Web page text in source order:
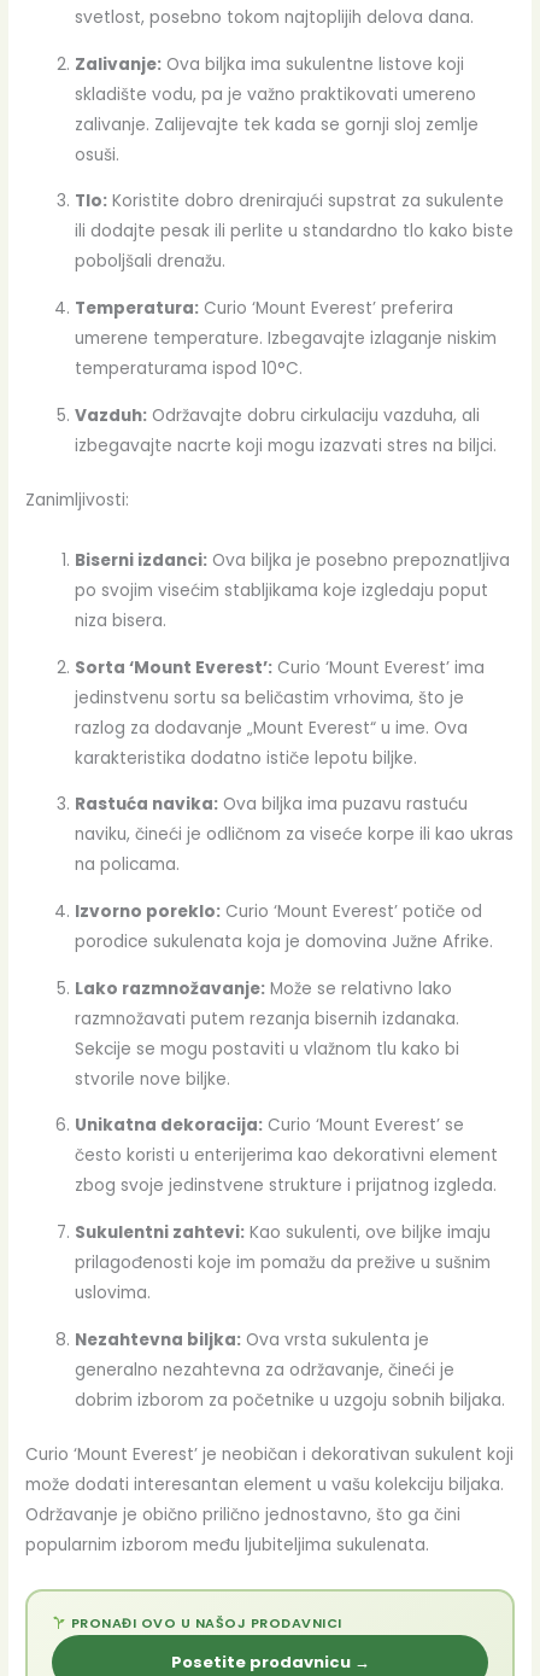
svetlost, posebno tokom najtoplijih delova dana.
Zalivanje: Ova biljka ima sukulentne listove koji
skladište vodu, pa je važno praktikovati umereno
zalivanje. Zalijevajte tek kada se gornji sloj zemlje
osuši.
Tlo: Koristite dobro drenirajući supstrat za sukulente
ili dodajte pesak ili perlite u standardno tlo kako biste
poboljšali drenažu.
Temperatura: Curio ‘Mount Everest’ preferira
umerene temperature. Izbegavajte izlaganje niskim
temperaturama ispod 10°C.
Vazduh: Održavajte dobru cirkulaciju vazduha, ali
izbegavajte nacrte koji mogu izazvati stres na biljci.
Zanimljivosti:
Biserni izdanci: Ova biljka je posebno prepoznatljiva
po svojim visećim stabljikama koje izgledaju poput
niza bisera.
Sorta ‘Mount Everest’: Curio ‘Mount Everest’ ima
jedinstvenu sortu sa beličastim vrhovima, što je
razlog za dodavanje „Mount Everest“ u ime. Ova
karakteristika dodatno ističe lepotu biljke.
Rastuća navika: Ova biljka ima puzavu rastuću
naviku, čineći je odličnom za viseće korpe ili kao ukras
na policama.
Izvorno poreklo: Curio ‘Mount Everest’ potiče od
porodice sukulenata koja je domovina Južne Afrike.
Lako razmnožavanje: Može se relativno lako
razmnožavati putem rezanja bisernih izdanaka.
Sekcije se mogu postaviti u vlažnom tlu kako bi
stvorile nove biljke.
Unikatna dekoracija: Curio ‘Mount Everest’ se
često koristi u enterijerima kao dekorativni element
zbog svoje jedinstvene strukture i prijatnog izgleda.
Sukulentni zahtevi: Kao sukulenti, ove biljke imaju
prilagođenosti koje im pomažu da prežive u sušnim
uslovima.
Nezahtevna biljka: Ova vrsta sukulenta je
generalno nezahtevna za održavanje, čineći je
dobrim izborom za početnike u uzgoju sobnih biljaka.
Curio ‘Mount Everest’ je neobičan i dekorativan sukulent koji
može dodati interesantan element u vašu kolekciju biljaka.
Održavanje je obično prilično jednostavno, što ga čini
popularnim izborom među ljubiteljima sukulenata.
PRONAĐI OVO U NAŠOJ PRODAVNICI
Posetite prodavnicu →